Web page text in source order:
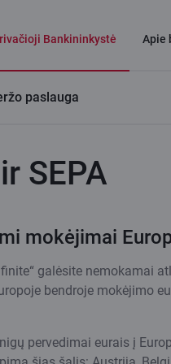
Bankininkystė Apie
paslauga
SEPA
mokėjimai
galėsite nemokamai
bendroje mokėjimo
pervedimai eurais į